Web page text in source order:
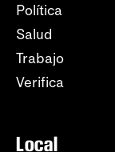
Política
Salud
Trabajo
Verifica
Local